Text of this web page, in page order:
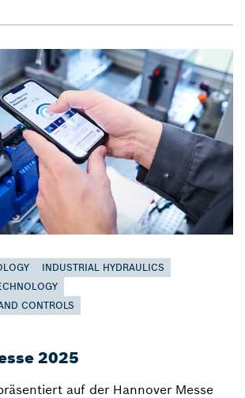
INDUSTRIAL HYDRAULICS
CONTROLS
2025
auf der Hannover Messe